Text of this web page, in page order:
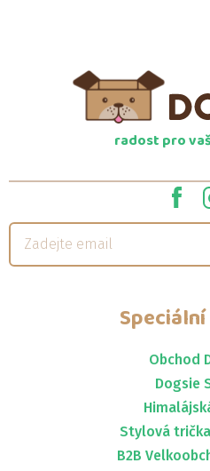
radost pro
Obchod
Dogsie
Stylová
B2B